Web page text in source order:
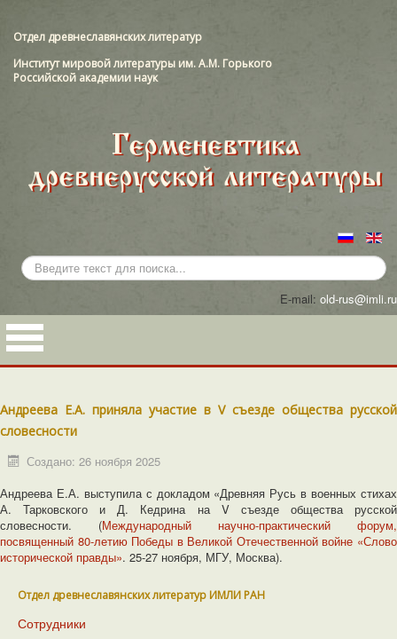
Отдел древнеславянских литератур
Институт мировой литературы им. А.М. Горького
Российской академии наук
Искать...
E-mail: old-rus@imli.ru
Андреева Е.А. приняла участие в V съезде общества русской
словесности
Создано: 26 ноября 2025
Андреева Е.А. выступила с докладом «Древняя Русь в военных стихах
А. Тарковского и Д. Кедрина на V съезде общества русской
словесности. (Международный научно-практический форум,
посвященный 80-летию Победы в Великой Отечественной войне «Слово
исторической правды». 25-27 ноября, МГУ, Москва).
Отдел древнеславянских литератур ИМЛИ РАН
Сотрудники